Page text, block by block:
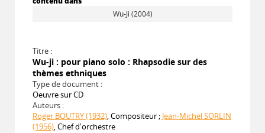
Wu-Ji (2004)
Titre :
Wu-ji : pour piano solo : Rhapsodie sur des
thèmes ethniques
Type de document :
Oeuvre sur CD
Auteurs :
Roger BOUTRY (1932), Compositeur ; Jean-Michel SORLIN
(1956), Chef d'orchestre